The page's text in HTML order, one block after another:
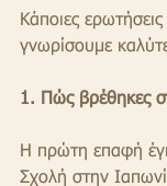
Κάποιες
γνωρίσουμε
1. Πώς βρέθηκες
Η πρώτη επαφή
Σχολή στην